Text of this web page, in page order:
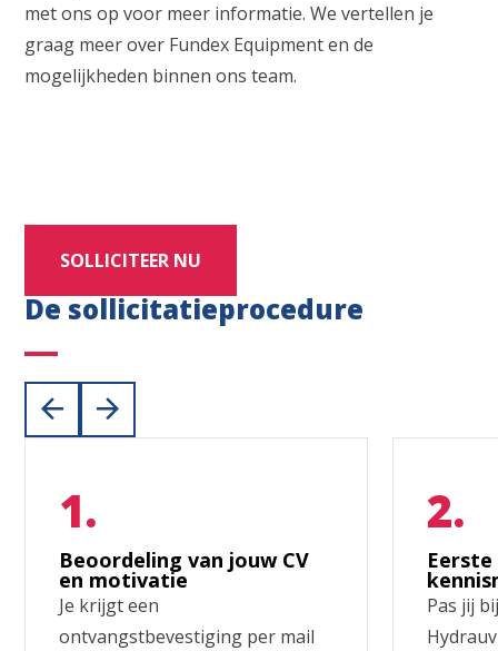
met ons op voor meer informatie. We vertellen je
graag meer over Fundex Equipment en de
mogelijkheden binnen ons team.
SOLLICITEER NU
De sollicitatieprocedure
Beoordeling van jouw CV
en motivatie
Je krijgt een
ontvangstbevestiging per mail
Eerste
Pas jij